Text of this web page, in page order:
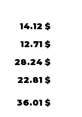
14.12 $
12.71 $
28.24 $
22.81 $
36.01 $